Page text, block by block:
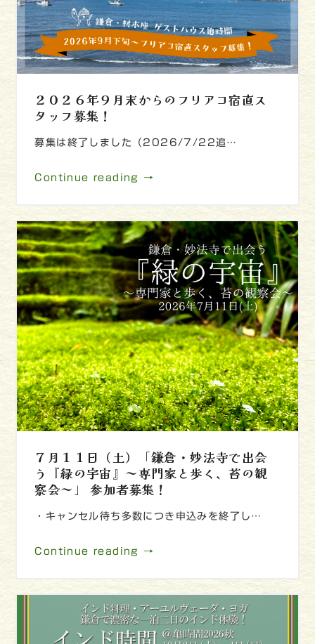
２０２６年９月末からのフリアコ宿直ス
タッフ募集！
募集は終了しました（2026/7/22追…
Continue reading →
７月１１日（土）「鎌倉・妙法寺で出会
う『緑の宇宙』～専門家と歩く、苔の観
察会～」 参加者募集！
・キャンセル待ち多数につき申込みを終了し…
Continue reading →